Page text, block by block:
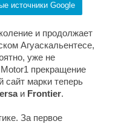
источники Google
и продолжает
Агуаскальентесе,
уже не
Motor1 прекращение
марки теперь
и Frontier.
За первое